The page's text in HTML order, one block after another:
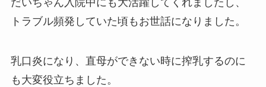
トラブル頻発していた頃もお世話になりました。
乳口炎になり、直母ができない時に搾乳するのに
も大変役立ちました。